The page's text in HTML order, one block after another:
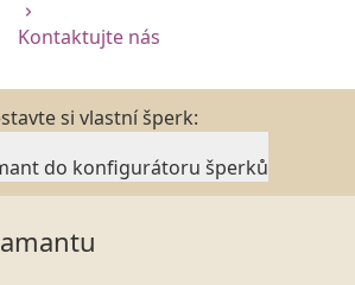
Kontaktujte nás
si vlastní šperk:
do konfigurátoru šperků